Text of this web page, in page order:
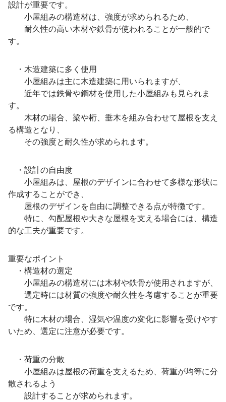
設計が重要です。
小屋組みの構造材は、強度が求められるため、
耐久性の高い木材や鉄骨が使われることが一般的で
す。
・木造建築に多く使用
小屋組みは主に木造建築に用いられますが、
近年では鉄骨や鋼材を使用した小屋組みも見られま
す。
木材の場合、梁や桁、垂木を組み合わせて屋根を支え
る構造となり、
その強度と耐久性が求められます。
・設計の自由度
小屋組みは、屋根のデザインに合わせて多様な形状に
作成することができ、
屋根のデザインを自由に調整できる点が特徴です。
特に、勾配屋根や大きな屋根を支える場合には、構造
的な工夫が重要です。
重要なポイント
・構造材の選定
小屋組みの構造材には木材や鉄骨が使用されますが、
選定時には材質の強度や耐久性を考慮することが重要
です。
特に木材の場合、湿気や温度の変化に影響を受けやす
いため、選定に注意が必要です。
・荷重の分散
小屋組みは屋根の荷重を支えるため、荷重が均等に分
散されるよう
設計することが求められます。